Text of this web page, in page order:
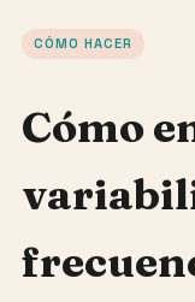
CÓMO HACER
Cómo